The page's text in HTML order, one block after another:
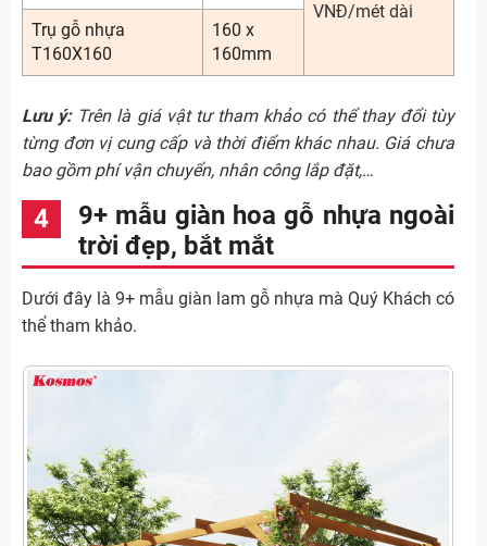
VNĐ/mét dài
Trụ gỗ nhựa
T160X160
160 x
160mm
Lưu ý:Trên là giá vật tư tham khảo có thể thay đổi tùy
từng đơn vị cung cấp và thời điểm khác nhau. Giá chưa
bao gồm phí vận chuyển, nhân công lắp đặt,…
9+ mẫu giàn hoa gỗ nhựa ngoài
trời đẹp, bắt mắt
Dưới đây là 9+ mẫu giàn lam gỗ nhựa mà Quý Khách có
thể tham khảo.